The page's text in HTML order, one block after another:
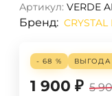
Артикул: VERDE
Бренд: CRYSTAL
- 68 % ВЫГОДА
1 900 ₽ 5